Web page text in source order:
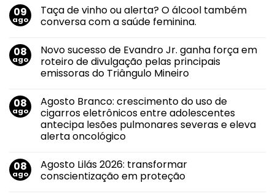
09
ago
Taça de vinho ou alerta? O álcool também
conversa com a saúde feminina.
em
Taça
de
vinho
O
álcool
também
conversa
com
a
08
ago
Novo sucesso de Evandro Jr. ganha força em
roteiro de divulgação pelas principais
emissoras do Triângulo Mineiro
em
Novo
sucesso
de
Evandro
Jr.
em
roteiro
de
08
ago
Agosto Branco: crescimento do uso de
cigarros eletrônicos entre adolescentes
antecipa lesões pulmonares severas e eleva
alerta oncológico
em
Agosto
Branco:
08
ago
Agosto Lilás 2026: transformar
conscientização em proteção